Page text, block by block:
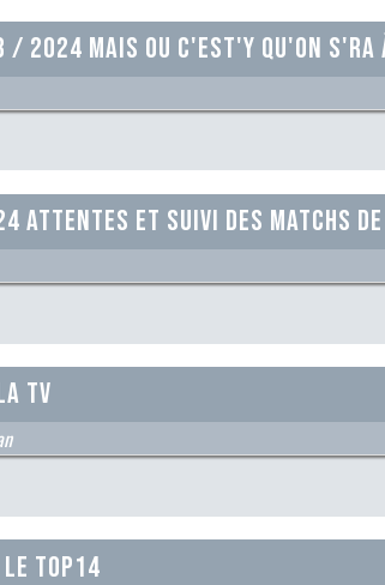
/ 2024 mais ou c'est'y qu'on
Attentes et suivi des matchs
TV
Top14